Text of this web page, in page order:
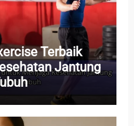
Terbaik
Jantung